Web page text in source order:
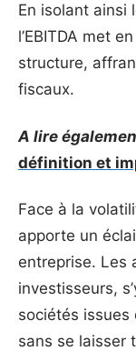
En isolant ainsi
l’EBITDA met
structure,
fiscaux.
A lire
définition et
Face à la
apporte un
entreprise. Les
investisseurs,
sociétés
sans se laisser